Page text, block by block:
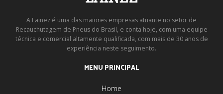
A Lainez é uma das maiores empresas atuante no setor de
Recauchutagem de Pneus do Brasil, e conta hoje, com uma equipe
técnica e comercial altamente qualificada, com mais de 30 anos de
experiência neste seguimento.
MENU PRINCIPAL
Home